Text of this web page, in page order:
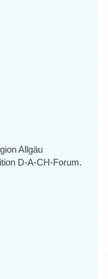
Allgäu
D-A-CH-Forum.